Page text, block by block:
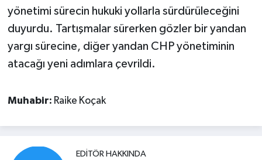
yönetimi sürecin hukuki yollarla sürdürüleceğini
duyurdu. Tartışmalar sürerken gözler bir yandan
yargı sürecine, diğer yandan CHP yönetiminin
atacağı yeni adımlara çevrildi.
Muhabir: Raike Koçak
EDITÖR HAKKINDA